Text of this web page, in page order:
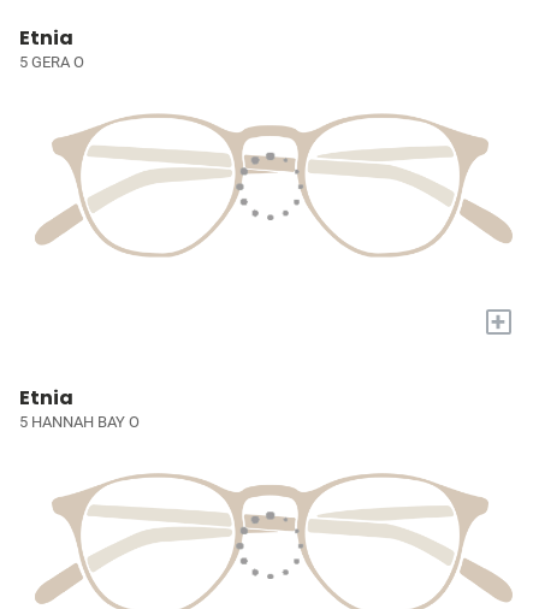
Etnia
5 GERA O
+
Etnia
5 HANNAH BAY O